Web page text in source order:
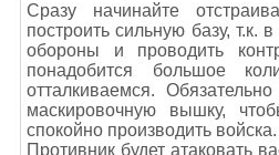
Сразу начинайте
построить сильную базу, т.к.
обороны и проводить
понадобится большое
отталкиваемся.
маскировочную вышку,
спокойно производить войска.
Противник будет атаковать